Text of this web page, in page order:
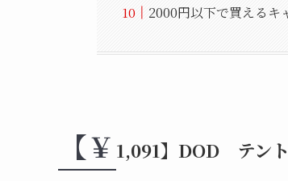
2000円以下で買えるキ
【￥ 1,091】DOD テン